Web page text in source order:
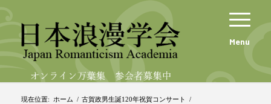
Menu
現在位置: ホーム / 古賀政男生誕120年祝賀コンサート
/